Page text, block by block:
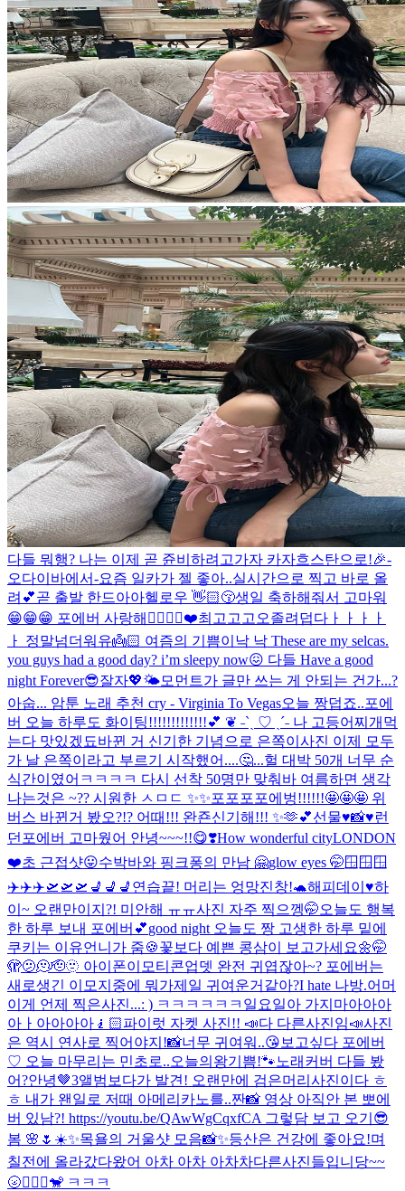
다들 뭐행? 나는 이제 곧 쥰비하려고가자 카자흐스탄으로!🎉-
오다이바에서-요즘 일카가 젤 좋아..실시간으로 찍고 바로 올
려💕곧 출발 한드아아헬로우 👋🏻😚생일 축하해줘서 고마워
😁😁😁 포에버 사랑해👍🏻👍🏻❤️최고고고오졸려 덥다ㅏㅏㅏㅏ
ㅏ 정말넘더워유👼🏻 여즘의 기쁨이 낙 낙 These are my selcas.
you guys had a good day? i’m sleepy now😖 다들 Have a good
night Forever😎잘자💖🌤모먼트가 글만 쓰는 게 안되는 건가...?
아숩... 암툰 노래 추천 cry - Virginia To Vegas오늘 짱덥죠..포에
버 오늘 하루도 화이팅!!!!!!!!!!!!!💕 ❦ ˗ˋˏ ♡ ˎˊ˗ 나 고등어찌개먹
는다 맛있겠됴바뀐 거 신기한 기념으로 은쪽이사진 이제 모두
가 날 은쪽이라고 부르기 시작했어....🤔...헐 대박 50개 너무 순
식간이였어ㅋㅋㅋㅋ 다시 선착 50명만 맞춰바 여름하면 생각
나는것은 ~?? 시원한 ㅅㅁㄷ ✨✨포포포포에벙!!!!!!🤩🤩🤩 위
버스 바뀐거 봤오?!? 어때!!! 완죤신기해!!! ✨🫶💕선물♥️📸♥️런
던포에버 고마웠어 안녕~~~!!😋❣️How wonderful cityLONDON
❤️초 근접샷😛수박바와 핑크퐁의 만남 🤗glow eyes 🤭🪟🪟🪟
✈️✈️✈️🛫🛫🛫💺💺💺 연습끝! 머리는 엉망진창!🐢해피데이♥️하
이~ 오랜만이지?! 미안해 ㅠㅠ사진 자주 찍으껭🤭오늘도 행복
한 하루 보내 포에버💕good night 오늘도 짱 고생한 하루 밑에
쿠키는 이유언니가 줌🍪꽃보다 예쁜 콩삼이 보고가세요🌼🤭
🫣🫤🫠🫡🫥 아이폰이모티콘업뎃 완전 귀엽잖아~? 포에버는
새로생긴 이모지중에 뭐가제일 귀여운거같아?I hate 나방.어머
이게 언제 찍은사진...: ) ㅋㅋㅋㅋㅋㅋ 일요일아 가지마아아아
아ㅏ아아아아🧎🏻파이럿 자켓 사진!! 📣다 다른사진임📣사진
은 역시 연사로 찍어야지!📸너무 귀여워..😘 보고싶다 포에버
♡ 오늘 마무리는 민초로..오늘의왕기쁨!🐾노래커버 다들 봤
어?안녕🤎3앨범보다가 발견! 오랜만에 검은머리사진이다 ㅎ
ㅎ 내가 왠일로 저때 아메리카노를..짠📸 영상 아직안 본 뽀에
버 있남?! https://youtu.be/QAwWgCqxfCA 그렇담 보고 오기😎
봄 🌸🌷☀️✨목욜의 거울샷 모음📸✨등산은 건강에 좋아요!며
칠전에 올라갔다왔어 아차 아차 아차차다른사진들입니당~~
🌝🙆🏼‍♀️🐒 ㅋㅋㅋ